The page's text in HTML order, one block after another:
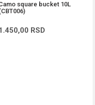
square bucket 10L
RSD